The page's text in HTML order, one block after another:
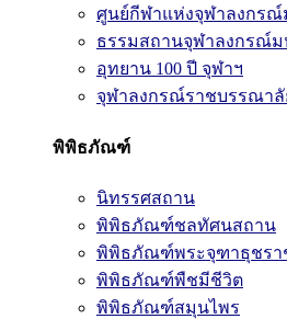
ศูนย์กีฬาแห่งจุฬาลงกรณ์
ธรรมสถานจุฬาลงกรณ์ม
อุทยาน 100 ปี จุฬาฯ
จุฬาลงกรณ์ราชบรรณาลั
พิพิธภัณฑ์
นิทรรศสถาน
พิพิธภัณฑ์ชลทัศนสถาน
พิพิธภัณฑ์พระจุฑาธุชรา
พิพิธภัณฑ์พืชมีชีวิต
พิพิธภัณฑ์สมุนไพร